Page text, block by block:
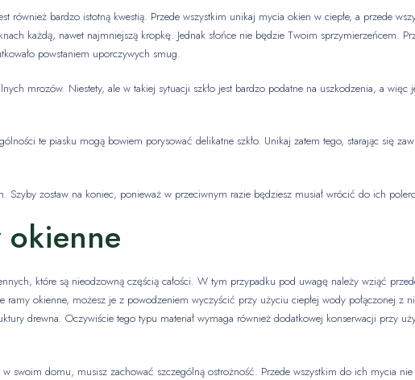
również bardzo istotną kwestią. Przede wszystkim unikaj mycia okien w ciepłe, a przede
każdą, nawet najmniejszą kropkę. Jednak słońce nie będzie Twoim sprzymierzeńcem.
powstaniem uporczywych smug.
mrozów. Niestety, ale w takiej sytuacji szkło jest bardzo podatne na uszkodzenia, a więc
te piasku mogą bowiem porysować delikatne szkło. Unikaj zatem tego, starając się
zostaw na koniec, ponieważ w przeciwnym razie będziesz musiał wrócić do ich
które są nieodzowną częścią całości. W tym przypadku pod uwagę należy wziąć
okienne, możesz je z powodzeniem wyczyścić przy użyciu ciepłej wody połączonej z
drewna. Oczywiście tego typu materiał wymaga również dodatkowej konserwacji przy
swoim domu, musisz zachować szczególną ostrożność. Przede wszystkim do ich mycia